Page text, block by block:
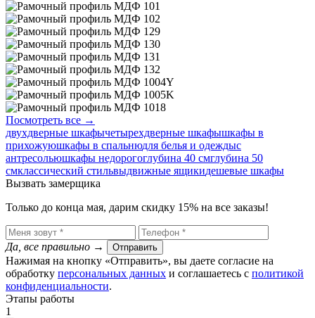
Посмотреть все →
двухдверные шкафычетырехдверные шкафышкафы в
прихожуюшкафы в спальнюдля белья и одеждыс
антресольюшкафы недорогоглубина 40 смглубина 50
смклассический стильвыдвижные ящикидешевые шкафы
Вызвать замерщика
Только до конца мая, дарим скидку 15% на все заказы!
Да, все правильно → Отправить
Нажимая на кнопку «Отправить», вы даете согласие на
обработку персональных данных ​ и соглашаетесь c политикой
конфиденциальности.
Этапы работы
1